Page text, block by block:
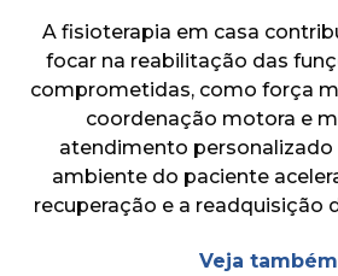
A fisioterapia em casa
focar na reabilitação das
comprometidas, como força
coordenação motora e
atendimento
ambiente do paciente
recuperação e a readquisição
Veja